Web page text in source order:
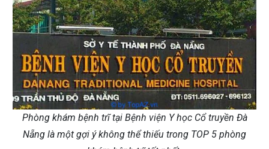
Phòng khám bệnh trĩ tại Bệnh viện Y học Cổ truyền Đà
Nẵng là một gợi ý không thể thiếu trong TOP 5 phòng